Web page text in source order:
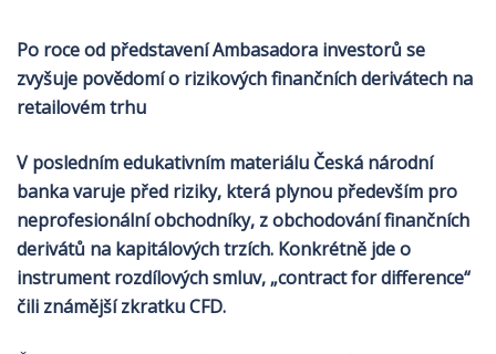
Po roce od představení Ambasadora investorů se
zvyšuje povědomí o rizikových finančních derivátech na
retailovém trhu
V posledním edukativním materiálu Česká národní
banka varuje před riziky, která plynou především pro
neprofesionální obchodníky, z obchodování finančních
derivátů na kapitálových trzích. Konkrétně jde o
instrument rozdílových smluv, „contract for difference“
čili známější zkratku CFD.